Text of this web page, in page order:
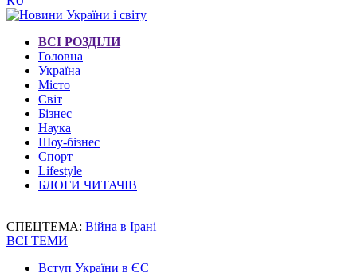
ВСІ РОЗДІЛИ
Головна
Україна
Місто
Світ
Бізнес
Наука
Шоу-бізнес
Спорт
Lifestyle
БЛОГИ ЧИТАЧІВ
СПЕЦТЕМА: Війна в Ірані
ВСІ ТЕМИ
Вступ України в ЄС